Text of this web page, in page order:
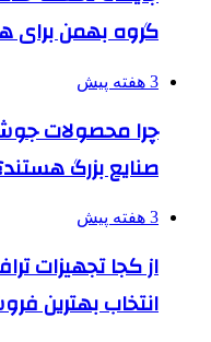
گروه بهمن برای
3 هفته پیش
صنایع بزرگ
3 هفته پیش
از کجا تجهیزات
انتخاب بهترین